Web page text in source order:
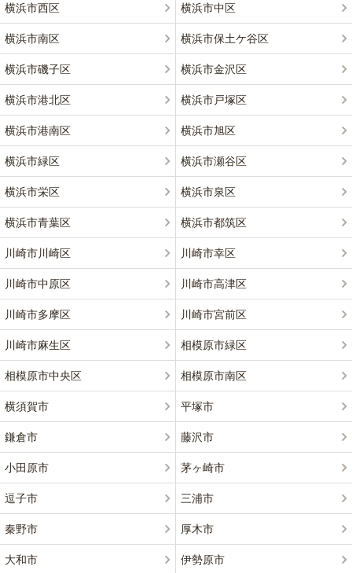
横浜市西区 横浜市中区
横浜市南区 横浜市保土ケ谷区
横浜市磯子区 横浜市金沢区
横浜市港北区 横浜市戸塚区
横浜市港南区 横浜市旭区
横浜市緑区 横浜市瀬谷区
横浜市栄区 横浜市泉区
横浜市青葉区 横浜市都筑区
川崎市川崎区 川崎市幸区
川崎市中原区 川崎市高津区
川崎市多摩区 川崎市宮前区
川崎市麻生区 相模原市緑区
相模原市中央区 相模原市南区
横須賀市 平塚市
鎌倉市 藤沢市
小田原市 茅ヶ崎市
逗子市 三浦市
秦野市 厚木市
大和市 伊勢原市